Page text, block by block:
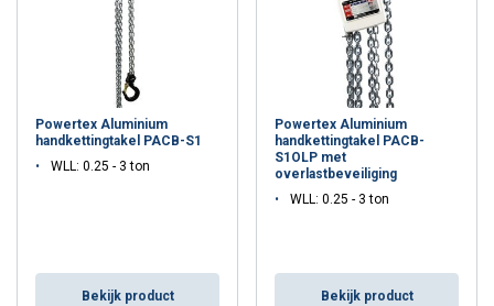
bedienen met een ratelmechanisme.
Staalkabeltakels
Toepassing : Ideaal voor het hijsen, trekken en spannen van
lasten. Veel gebruikt in de scheepvaart, industrie en bij
reddingsoperaties.
: Krachtig, veelzijdig, en eenvoudig te bedienen
gebruikt. Hier zijn enkele toepassingen:
Powertex Aluminium
handkettingtakel PACB-S1
WLL: 0.25 - 3 ton
Bekijk product
Powertex Aluminium
handkettingtakel PACB-
S1OLP met
overlastbeveiliging
WLL: 0.25 - 3 ton
Bekijk product